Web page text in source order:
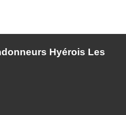
Hyérois Les